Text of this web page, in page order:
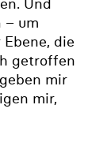
– um
die
getroffen
mir
mir,